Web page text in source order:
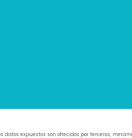
datos expuestos son ofrecidos por terceros,